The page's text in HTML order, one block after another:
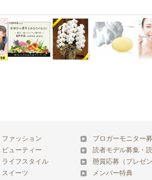
ファッション
ビューティー
ライフスタイル
スイーツ
ブロガーモニター
読者モデル募集・
懸賞応募（プレゼ
メンバー特典